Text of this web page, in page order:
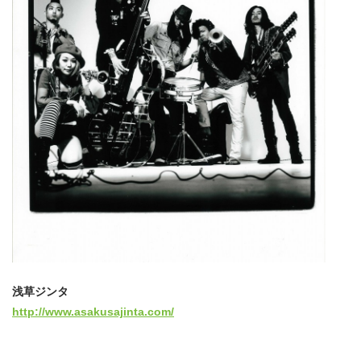
浅草ジンタ
http://www.asakusajinta.com/